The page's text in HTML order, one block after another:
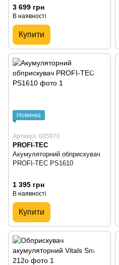
3 699 грн
В наявності
Купити
Новинка
Артикул: 005970
PROFI-TEC
Акумуляторний обприскувач
PROFI-TEC PS1610
1 395 грн
В наявності
Купити